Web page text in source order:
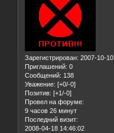
Зарегистрирован: 2007-10-10
Приглашений: 0
Сообщений: 138
Уважение: [+0/-0]
Позитив: [+1/-0]
Провел на форуме:
9 часов 26 минут
Последний визит:
2008-04-18 14:46:02